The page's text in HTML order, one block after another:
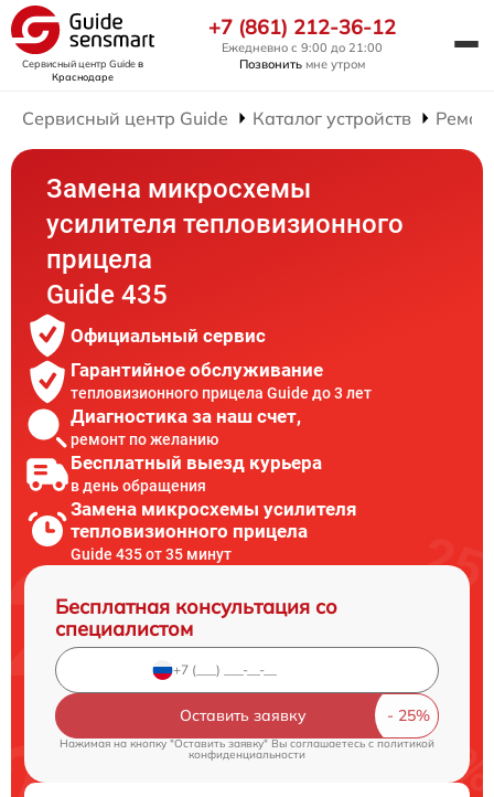
Сервисный центр Guideв
Краснодаре
+7 (861) 212-36-12
Ежедневно с 9:00 до 21:00
Позвонить мне утром
Сервисный центр Guide Каталог устройств
Замена микросхемы
усилителя тепловизионного
прицела
Guide 435
Официальный сервис
Гарантийное обслуживание
тепловизионного прицела Guide до 3 лет
Диагностика за наш счет,
ремонт по желанию
Бесплатный выезд курьера
в день обращения
Замена микросхемы усилителя
тепловизионного прицела
Guide 435 от 35 минут
Бесплатная консультация со
специалистом
Оставить заявку
Нажимая на кнопку "Оставить заявку" Вы соглашаетесь cполитикой
конфиденциальности